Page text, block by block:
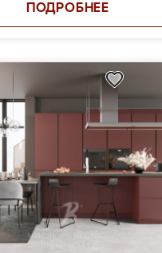
ПОДРОБНЕЕ